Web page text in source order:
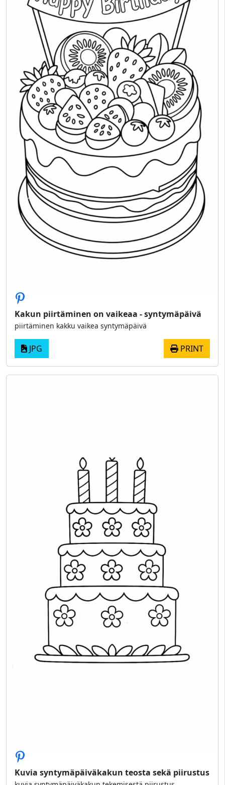
Kakun piirtäminen on vaikeaa - syntymäpäivä
piirtäminen kakku vaikea syntymäpäivä
JPG PRINT
Kuvia syntymäpäiväkakun teosta sekä piirustus